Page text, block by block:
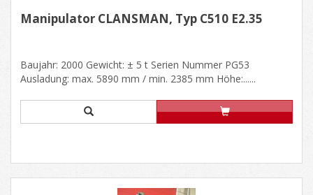
Manipulator CLANSMAN, Typ C510 E2.35
Baujahr: 2000 Gewicht: ± 5 t Serien Nummer PG53
Ausladung: max. 5890 mm / min. 2385 mm Höhe:......